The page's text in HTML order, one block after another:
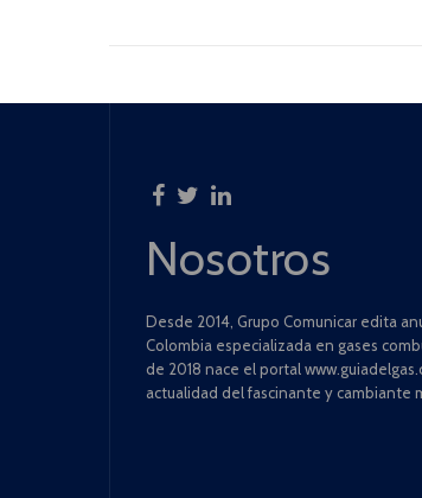
Nosotros
Desde 2014, Grupo Comunicar edita
Colombia especializada en gases
de 2018 nace el portal
actualidad del fascinante y cambiante